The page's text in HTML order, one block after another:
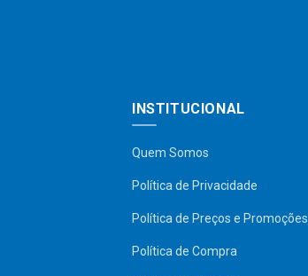
INSTITUCIONAL
Quem Somos
Política de Privacidade
Política de Preços e Promoções
Política de Compra